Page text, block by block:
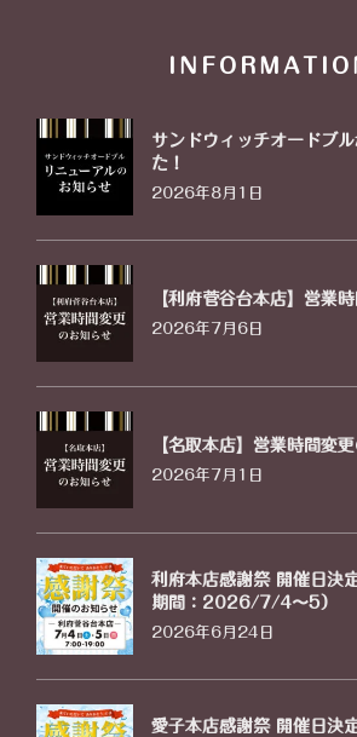
サンドウィッチオードブ
た！
2026年8月1日
【利府菅谷台本店】営業
2026年7月6日
【名取本店】営業時間変
2026年7月1日
利府本店感謝祭 開催日決
期間：2026/7/4〜5）
2026年6月24日
愛子本店感謝祭 開催日決